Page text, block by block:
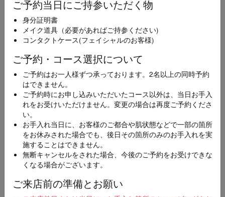
ご予約当日にご持参いただく物
身分証明書
メイク道具（必要があればご持参ください)
コンタクトケース(フェイシャルのお客様)
ご予約・コース選択について
ご予約はお一人様ずつ承っております。2名以上の同時予約
はできません。
ご予約時にお申し込みいただいたコース以外は、当日お手入
れをお受けいただけません。変更の場合は再度ご予約くださ
い。
お手入れ当日に、お客様のご都合や肌状態などで一部の箇所
をお休みされた場合でも、後日その箇所のみのお手入れを実
施することはできません。
無断キャンセルをされた場合、今後のご予約をお受けできな
くなる場合がございます。
ご来店前の準備とお願い
スマホ・携帯メールをご使用の方へ
場合は迷惑メールフォルダを確認してください。
必須 メニュー
[100円CP]全身スキンケア美容脱毛コース(顔･襟足
付き)
必須 エリア
必須 店舗